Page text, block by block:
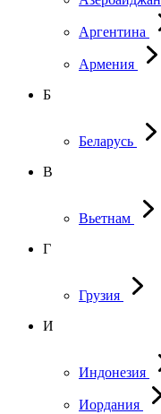
Аргентина
Армения
Б
Беларусь
В
Вьетнам
Г
Грузия
И
Индонезия
Иордания